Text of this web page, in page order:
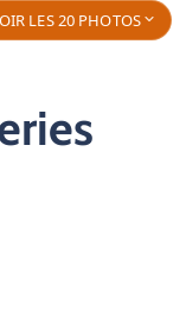
LES 20 PHOTOS